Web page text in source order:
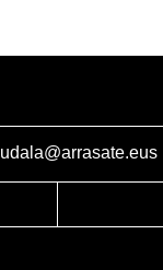
udala@arrasate.eus